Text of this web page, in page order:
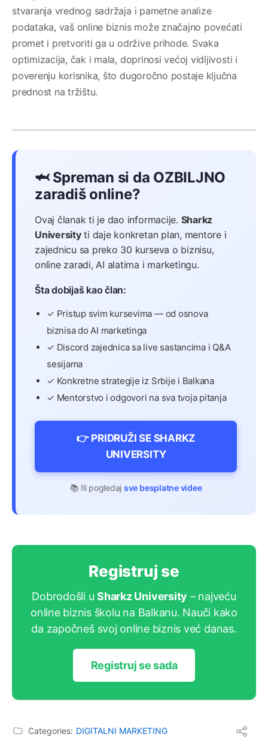
stvaranja vrednog sadržaja i pametne analize
podataka, vaš online biznis može značajno povećati
promet i pretvoriti ga u održive prihode. Svaka
optimizacija, čak i mala, doprinosi većoj vidljivosti i
poverenju korisnika, što dugoročno postaje ključna
prednost na tržištu.
🦈 Spreman si da OZBILJNO
zaradiš online?
Ovaj članak ti je dao informacije. Sharkz
Universityti daje konkretan plan, mentore i
zajednicu sa preko 30 kurseva o biznisu,
online zaradi, AI alatima i marketingu.
Šta dobijaš kao član:
✓ Pristup svim kursevima — od osnova
biznisa do AI marketinga
✓ Discord zajednica sa live sastancima i Q&A
sesijama
✓ Konkretne strategije iz Srbije i Balkana
✓ Mentorstvo i odgovori na sva tvoja pitanja
👉 PRIDRUŽI SE SHARKZ
UNIVERSITY
📚 Ili pogledaj sve besplatne videe
Registruj se
Dobrodošli uSharkz University – najveću
online biznis školu na Balkanu. Nauči kako
da započneš svoj online biznis već danas.
Registruj se sada
Categories: DIGITALNI MARKETING